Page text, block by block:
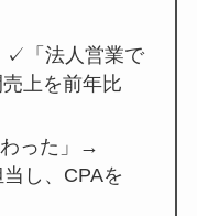
「法人営業で
上を前年比
った」→
し、CPAを